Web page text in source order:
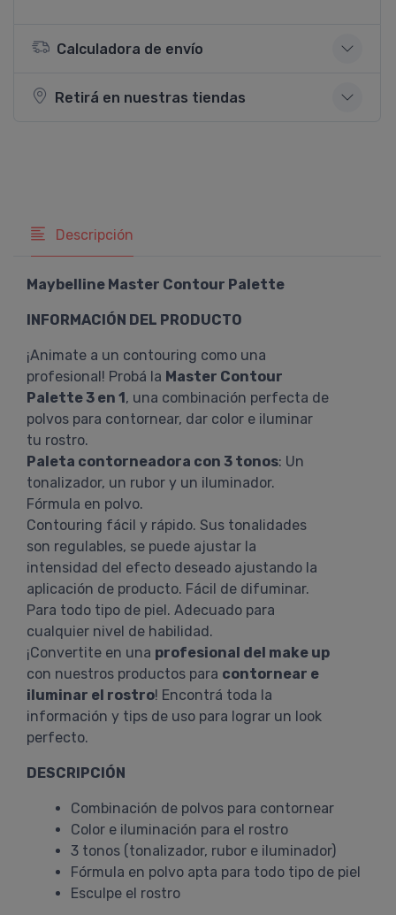
Calculadora de envío
Retirá en nuestras tiendas
Descripción
Maybelline Master Contour Palette
INFORMACIÓN DEL PRODUCTO
¡Animate a un contouring como una
profesional! Probá la Master Contour
Palette 3 en 1, una combinación perfecta de
polvos para contornear, dar color e iluminar
tu rostro.
Paleta contorneadora con 3 tonos: Un
tonalizador, un rubor y un iluminador.
Fórmula en polvo.
Contouring fácil y rápido. Sus tonalidades
son regulables, se puede ajustar la
intensidad del efecto deseado ajustando la
aplicación de producto. Fácil de difuminar.
Para todo tipo de piel. Adecuado para
cualquier nivel de habilidad.
¡Convertite en una profesional del make up
con nuestros productos para contornear e
iluminar el rostro! Encontrá toda la
información y tips de uso para lograr un look
perfecto.
DESCRIPCIÓN
Combinación de polvos para contornear
Color e iluminación para el rostro
3 tonos (tonalizador, rubor e iluminador)
Fórmula en polvo apta para todo tipo de piel
Esculpe el rostro